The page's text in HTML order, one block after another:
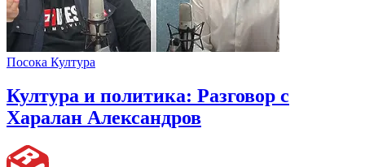
Посока Култура
Култура и политика: Разговор с
Харалан Александров